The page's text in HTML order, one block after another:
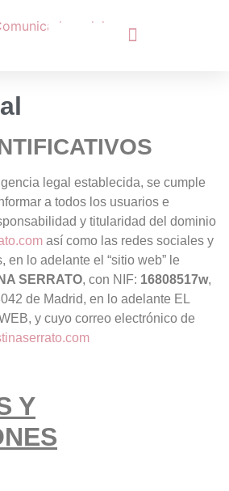
legal establecida, se cumple
a todos los usuarios e
y titularidad del dominio
así como las redes sociales y
en lo adelante el “sitio web” le
SERRATO, con NIF: 16808517w,
de Madrid, en lo adelante EL
y cuyo correo electrónico de
Y